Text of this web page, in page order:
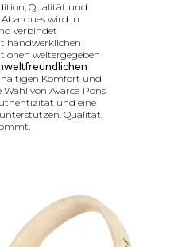
Qualität und
wird in
verbindet
handwerklichen
weitergegeben
Komfort und
von Avarca Pons
und eine
Qualität,